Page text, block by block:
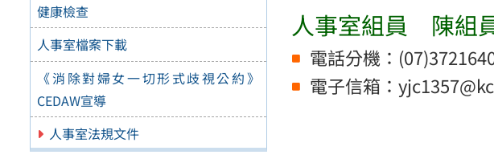
健康檢查
人事室檔案下載
《消除對婦女一切形式歧視公約》
CEDAW宣導
人事室法規文件
人事室組員 陳組
電話分機：
電子信箱：